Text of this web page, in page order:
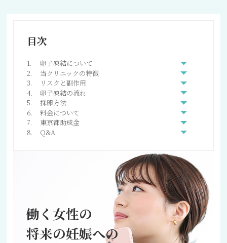
卵子凍結について
当クリニックの特徴
リスクと副作用
卵子凍結の流れ
採卵方法
料金について
東京都助成金
Q&A
働く女性の
将来の妊娠への